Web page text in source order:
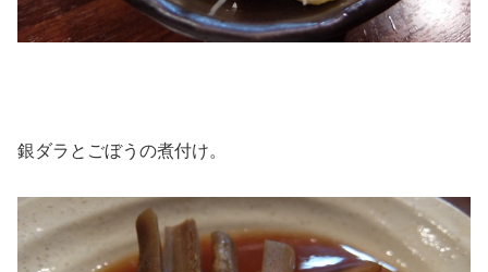
銀ダラとごぼうの煮付け。